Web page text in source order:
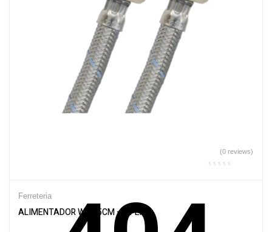
(0 reviews)
Ferreteria
ALIMENTADOR WC 35CM – AFER